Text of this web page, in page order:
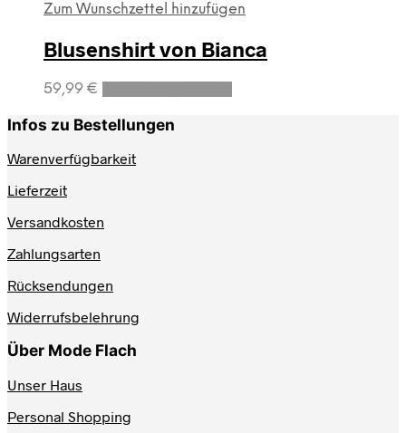
Zum Wunschzettel hinzufügen
Blusenshirt von Bianca
59,99 €
Dieses
Infos zu Bestellungen
Warenverfügbarkeit
Lieferzeit
Versandkosten
Zahlungsarten
Rücksendungen
Widerrufsbelehrung
Über Mode Flach
Unser Haus
Personal Shopping